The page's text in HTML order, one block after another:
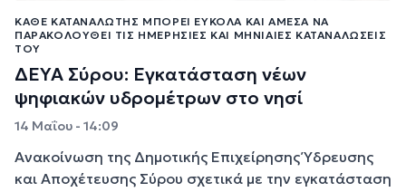
ΚΆΘΕ ΚΑΤΑΝΑΛΩΤΉΣ ΜΠΟΡΕΊ ΕΎΚΟΛΑ ΚΑΙ ΆΜΕΣΑ ΝΑ
ΠΑΡΑΚΟΛΟΥΘΕΊ ΤΙΣ ΗΜΕΡΉΣΙΕΣ ΚΑΙ ΜΗΝΙΑΊΕΣ ΚΑΤΑΝΑΛΏΣΕΙΣ
ΤΟΥ
ΔΕΥΑ Σύρου: Εγκατάσταση νέων
ψηφιακών υδρομέτρων στο νησί
14 Μαΐου - 14:09
Ανακοίνωση της Δημοτικής Επιχείρησης Ύδρευσης
και Αποχέτευσης Σύρου σχετικά με την εγκατάσταση